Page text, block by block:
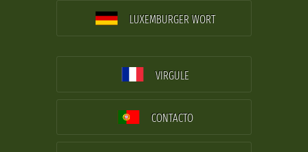
LUXEMBURGER WORT
VIRGULE
CONTACTO